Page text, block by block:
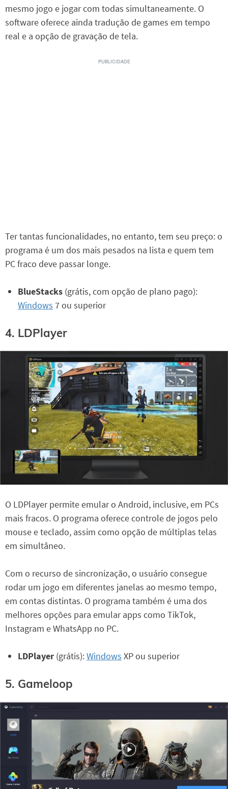
mesmo jogo e jogar com todas simultaneamente. O
software oferece ainda tradução de games em tempo
real e a opção de gravação de tela.
Ter tantas funcionalidades, no entanto, tem seu preço: o
programa é um dos mais pesados na lista e quem tem
PC fraco deve passar longe.
BlueStacks (grátis, com opção de plano pago):
Windows 7 ou superior
4. LDPlayer
O LDPlayer permite emular o Android, inclusive, em PCs
mais fracos. O programa oferece controle de jogos pelo
mouse e teclado, assim como opção de múltiplas telas
em simultâneo.
Com o recurso de sincronização, o usuário consegue
rodar um jogo em diferentes janelas ao mesmo tempo,
em contas distintas. O programa também é uma dos
melhores opções para emular apps como TikTok,
Instagram e WhatsApp no PC.
LDPlayer (grátis):Windows XP ou superior
5. Gameloop